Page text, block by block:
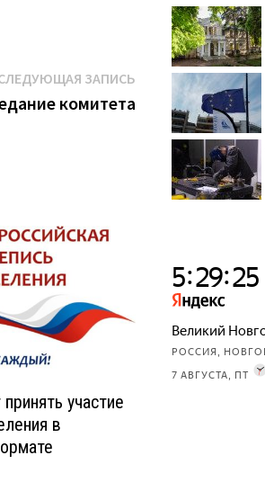
ЗАПИСЬСледующая
запись:
комитета
участие
в